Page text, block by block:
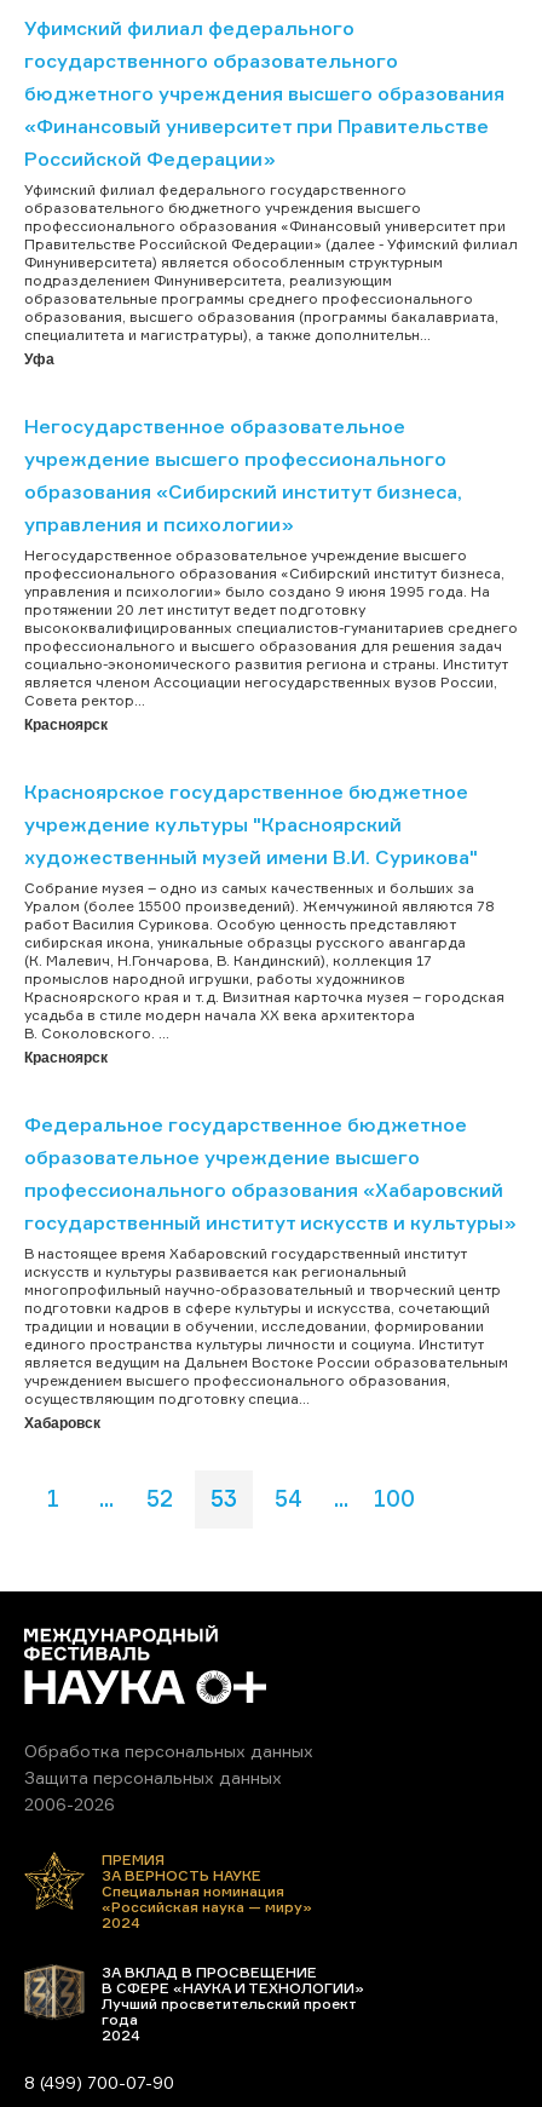
Уфимский филиал федерального
государственного образовательного
бюджетного учреждения высшего образования
«Финансовый университет при Правительстве
Российской Федерации»
Уфимский филиал федерального государственного
образовательного бюджетного учреждения высшего
профессионального образования «Финансовый университет при
Правительстве Российской Федерации» (далее - Уфимский филиал
Финуниверситета) является обособленным структурным
подразделением Финуниверситета, реализующим
образовательные программы среднего профессионального
образования, высшего образования (программы бакалавриата,
специалитета и магистратуры), а также дополнительн...
Уфа
Негосударственное образовательное
учреждение высшего профессионального
образования «Сибирский институт бизнеса,
управления и психологии»
Негосударственное образовательное учреждение высшего
профессионального образования «Сибирский институт бизнеса,
управления и психологии» было создано 9 июня 1995 года. На
протяжении 20 лет институт ведет подготовку
высококвалифицированных специалистов-гуманитариев среднего
профессионального и высшего образования для решения задач
социально-экономического развития региона и страны. Институт
является членом Ассоциации негосударственных вузов России,
Совета ректор...
Красноярск
Красноярское государственное бюджетное
учреждение культуры "Красноярский
художественный музей имени В.И. Сурикова"
Собрание музея – одно из самых качественных и больших за
Уралом (более 15500 произведений). Жемчужиной являются 78
работ Василия Сурикова. Особую ценность представляют
сибирская икона, уникальные образцы русского авангарда
(К. Малевич, Н.Гончарова, В. Кандинский), коллекция 17
промыслов народной игрушки, работы художников
Красноярского края и т.д. Визитная карточка музея – городская
усадьба в стиле модерн начала ХХ века архитектора
В. Соколовского. ...
Красноярск
Федеральное государственное бюджетное
образовательное учреждение высшего
профессионального образования «Хабаровский
государственный институт искусств и культуры»
В настоящее время Хабаровский государственный институт
искусств и культуры развивается как региональный
многопрофильный научно-образовательный и творческий центр
подготовки кадров в сфере культуры и искусства, сочетающий
традиции и новации в обучении, исследовании, формировании
единого пространства культуры личности и социума. Институт
является ведущим на Дальнем Востоке России образовательным
учреждением высшего профессионального образования,
осуществляющим подготовку специа...
Хабаровск
1 ... 52 53 54 ... 100
Обработка персональных данных
Защита персональных данных
2006-2026
ПРЕМИЯ
ЗА ВЕРНОСТЬ НАУКЕ
Специальная номинация
«Российская наука — миру»
2024
ЗА ВКЛАД В ПРОСВЕЩЕНИЕ
В СФЕРЕ «НАУКА И ТЕХНОЛОГИИ»
Лучший просветительский проект
года
2024
8 (499) 700-07-90